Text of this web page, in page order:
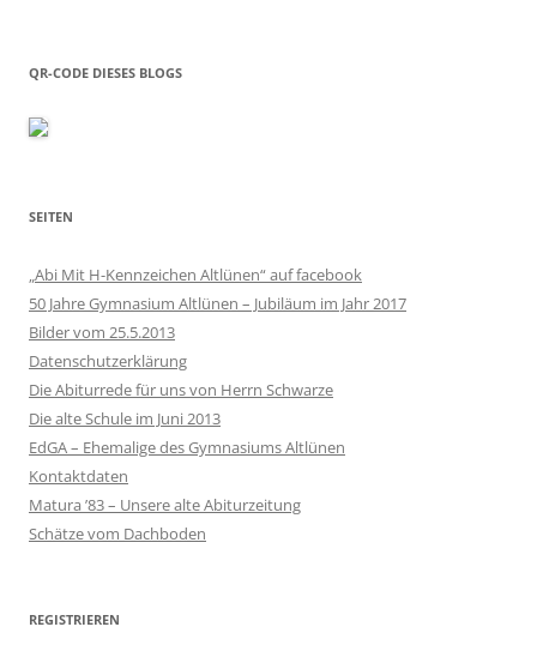
QR-CODE DIESES BLOGS
SEITEN
„Abi Mit H-Kennzeichen Altlünen“ auf facebook
50 Jahre Gymnasium Altlünen – Jubiläum im Jahr 2017
Bilder vom 25.5.2013
Datenschutzerklärung
Die Abiturrede für uns von Herrn Schwarze
Die alte Schule im Juni 2013
EdGA – Ehemalige des Gymnasiums Altlünen
Kontaktdaten
Matura ’83 – Unsere alte Abiturzeitung
Schätze vom Dachboden
REGISTRIEREN